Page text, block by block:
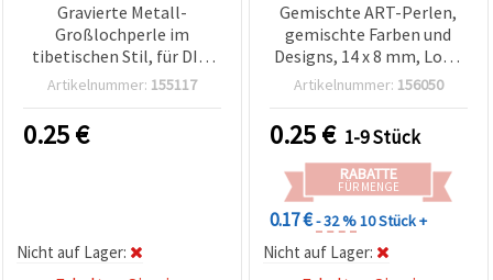
Gravierte Metall-
Großlochperle im
tibetischen Stil, für DIY-
Schmuckbasteln und
mm, Loch: 4,5 mm
Artikelnummer: 155117
0.25€
Nicht auf Lager:
Gemischte ART-Perlen,
gemischte Farben und
Designs, 14 x 8 mm, Loch:
5 mm, Pandora-Stil
Artikelnummer: 156050
0.25€ 1-9 Stück
RABATTE
FÜR MENGE
0.17 €- 32 %10 Stück +
Nicht auf Lager: